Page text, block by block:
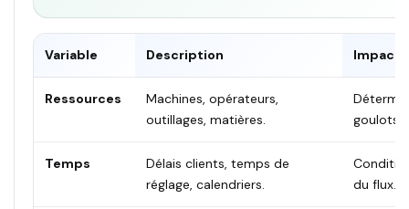
Variable Description Impact
Ressources
Machines, opérateurs,
outillages, matières.
goulots
Temps
Délais clients, temps de
réglage, calendriers.
du flux.